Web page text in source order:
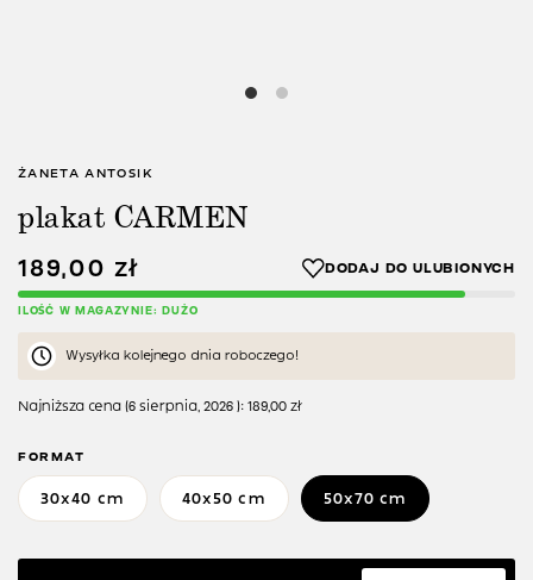
ŻANETA ANTOSIK
plakat CARMEN
189,00 zł
ILOŚĆ W MAGAZYNIE: DUŻO
Wysyłka kolejnego dnia roboczego!
Najniższa cena (6 sierpnia, 2026 ): 189,00 zł
FORMAT
30x40 cm 40x50 cm 50x70 cm